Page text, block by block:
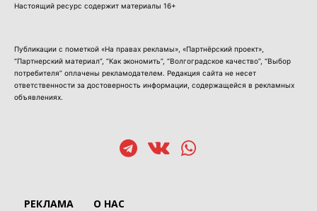
Настоящий ресурс содержит материалы 16+
Публикации с пометкой «На правах рекламы», «Партнёрский проект»,
“Партнерский материал”, “Как экономить”, “Волгоградское качество”, “Выбор
потребителя” оплачены рекламодателем. Редакция сайта не несет
ответственности за достоверность информации, содержащейся в рекламных
объявлениях.
РЕКЛАМА О НАС